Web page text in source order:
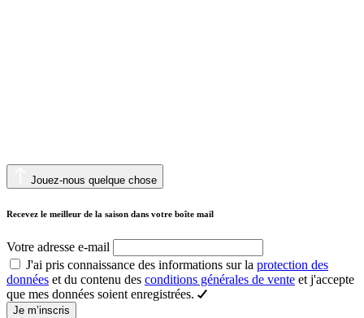
Jouez-nous quelque chose
Recevez le meilleur de la saison dans votre boîte mail
Votre adresse e-mail
J'ai pris connaissance des informations sur la protection des
données et du contenu des conditions générales de vente et j'accepte
que mes données soient enregistrées.
Je m’inscris